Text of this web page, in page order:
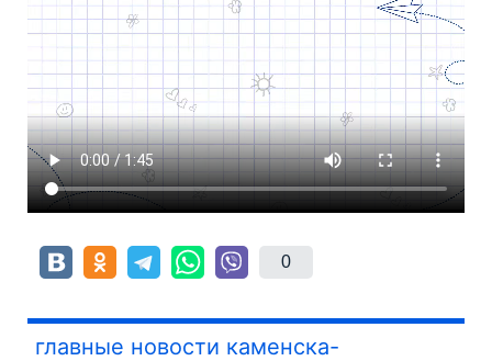
0
главные новости каменска-